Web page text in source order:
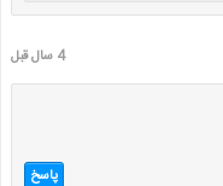
4 سال قبل
پاسخ